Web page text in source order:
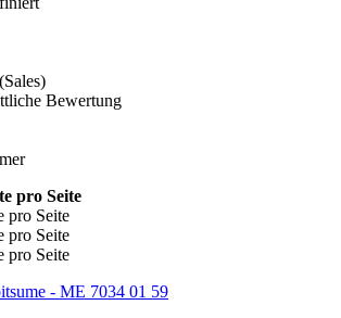
Bewertung
pro Seite
pro Seite
pro Seite
pro Seite